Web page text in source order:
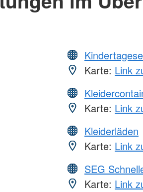
Karte: Link
Karte: Link
Kleiderläden
Karte: Link
SEG
Karte: Link